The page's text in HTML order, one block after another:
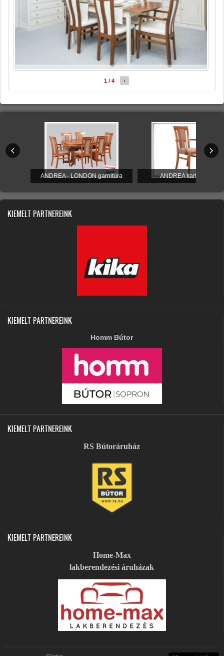
1 / 4 ›
ANDREA - LONDON garnitúra ANDREA karfás szék
KIEMELT PARTNEREINK
KIEMELT PARTNEREINK
Homm Bútor
KIEMELT PARTNEREINK
RS Bútoráruház
KIEMELT PARTNEREINK
Home-Max
lakberendezési áruházak